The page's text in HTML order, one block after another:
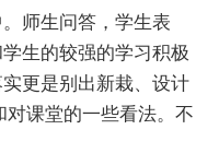
师生问答，学生表
生的较强的学习积极
更是别出新栽、设计
课堂的一些看法。不